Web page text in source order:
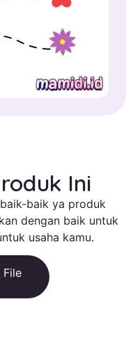
Ini
baik ya produk
dengan baik untuk
usaha kamu.
File